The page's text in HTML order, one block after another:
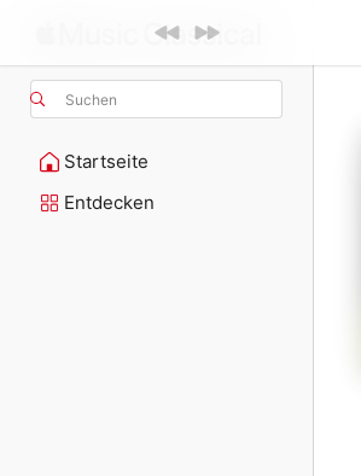
Suchen
Startseite
Entdecken